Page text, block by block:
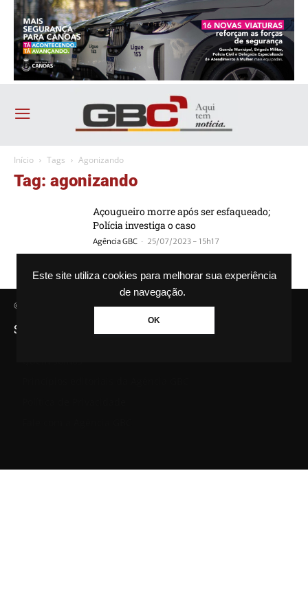
Este site utiliza cookies para melhorar sua experiência
de navegação.
OK
Início Tags Agonizando
Tag: agonizando
Açougueiro morre após ser esfaqueado;
Polícia investiga o caso
Agência GBC - 25/07/2023 - 15h17
© Agência GBC. Aqui tem notícia. Todos os direitos reservados.
SAIBA MAIS SOBRE A AGÊNCIA GBC